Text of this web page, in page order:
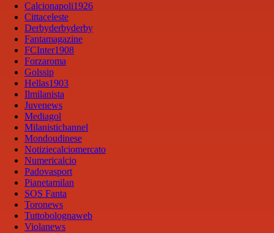
Calcionapoli1926
Cittaceleste
Derbyderbyderby
Fantamagazine
FCInter1908
Forzaroma
Golssip
Hellas1903
Ilmilanista
Juvenews
Mediagol
Milanistichannel
Mondoudinese
Notiziecalciomercato
Numericalcio
Padovasport
Pianetamilan
SOS Fanta
Toronews
Tuttobolognaweb
Violanews